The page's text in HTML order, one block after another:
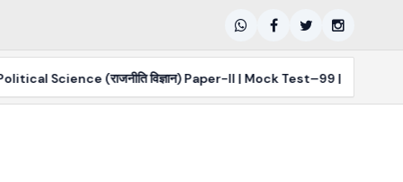
(राजनीति विज्ञान) Paper-II | Mock Test–99 | PYQs MCQs